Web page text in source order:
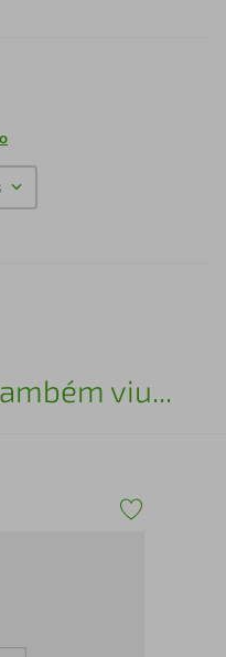
viu...